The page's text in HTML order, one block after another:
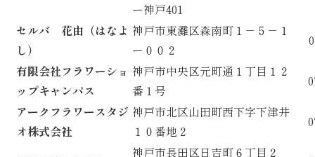
ー神戸401
セルバ 花由（はなよ
し）
神戸市東灘区森南町１－５－１
ー００２
有限会社フラワーショ
ップキャンパス
神戸市中央区元町通１丁目１２
番１号
アークフラワースタジ
オ株式会社
神戸市北区山田町西下字下津井
１０番地２
神戸市長田区日吉町６丁目２